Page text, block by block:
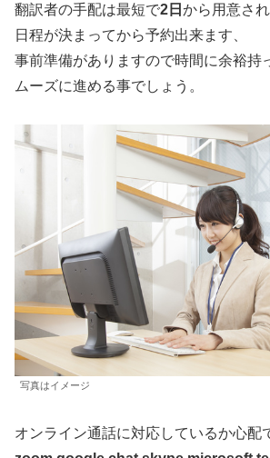
翻訳者の手配は最短で2日 から用意さ
日程が決まってから予約出来ます、
事前準備がありますので時間に余裕持
ムーズに進める事でしょう。
写真はイメージ
オンライン通話に対応しているか心配